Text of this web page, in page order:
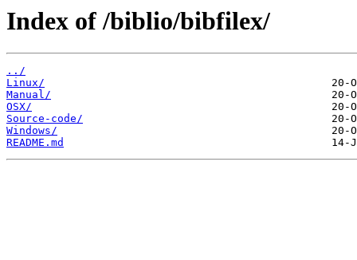
Index of /biblio/bibfilex/
../
Linux/
Manual/
OSX/
Source-code/
Windows/
README.md